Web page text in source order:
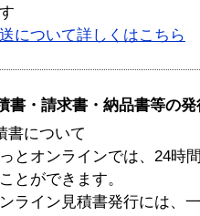
について詳しくはこちら
書・請求書・納品書等の
書について
とオンラインでは、24時
とができます。
ライン見積書発行には、